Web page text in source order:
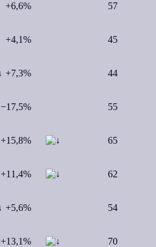
+6,6% 57
+4,1% 45
+7,3% 44
−17,5% 55
+15,8% 65
+11,4% 62
+5,6% 54
+13,1% 70